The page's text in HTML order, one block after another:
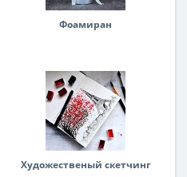
Фоамиран
Художественый скетчинг